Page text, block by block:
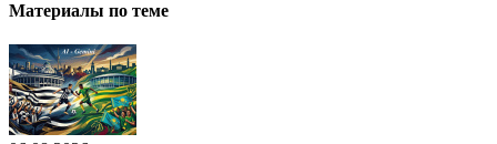
Материалы по теме